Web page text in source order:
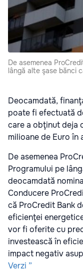
De asemenea
lângă alte şase bănci
Deocamdată,
poate fi efectuată
care a obţinut deja
milioane de Euro în
De asemenea
Programului pe
deocamdată
Conducere
că ProCredit Bank
eficienţei
vor fi oferite cu
investească în
impact negativ
Verzi ”